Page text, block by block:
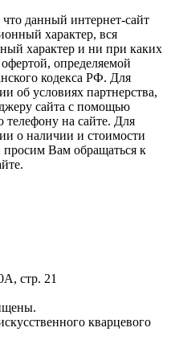
данный интернет-сайт
характер, вся
характер и ни при каких
определяемой
кодекса РФ. Для
об условиях партнерства,
сайта с помощью
на сайте. Для
о наличии и стоимости
просим Вам обращаться к
стр. 21
кварцевого